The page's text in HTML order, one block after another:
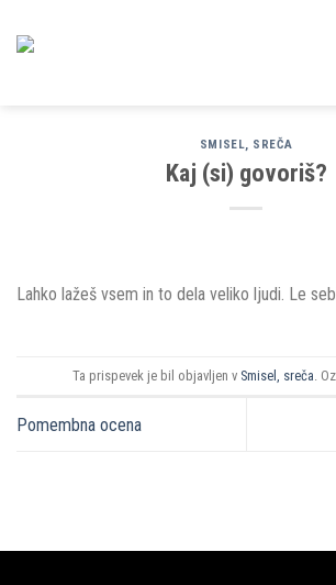
SMISEL, SREČA
Kaj (si) govoriš?
Lahko lažeš vsem in to dela veliko ljudi. Le
Ta prispevek je bil objavljen v Smisel, sreča .
Pomembna ocena